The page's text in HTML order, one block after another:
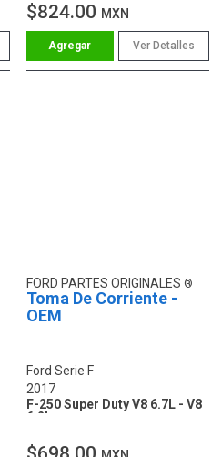
$824.00 MXN
Ver Detalles
FORD PARTES ORIGINALES
Toma De Corriente -
OEM
Ford Serie F
2017
F-250 Super Duty V8 6.7L - V8
6.2L